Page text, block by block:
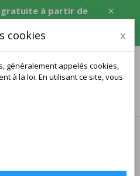
×
gratuite à partir de
CZK, EUR, PLN,
pour joueurs et équipes de
cookies x
généralement appelés cookies,
à la loi. En utilisant ce site, vous